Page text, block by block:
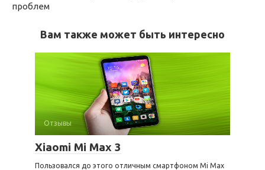
проблем
Вам также может быть интересно
Отзывы
Xiaomi Mi Max 3
Пользовался до этого отличным смартфоном Mi Max